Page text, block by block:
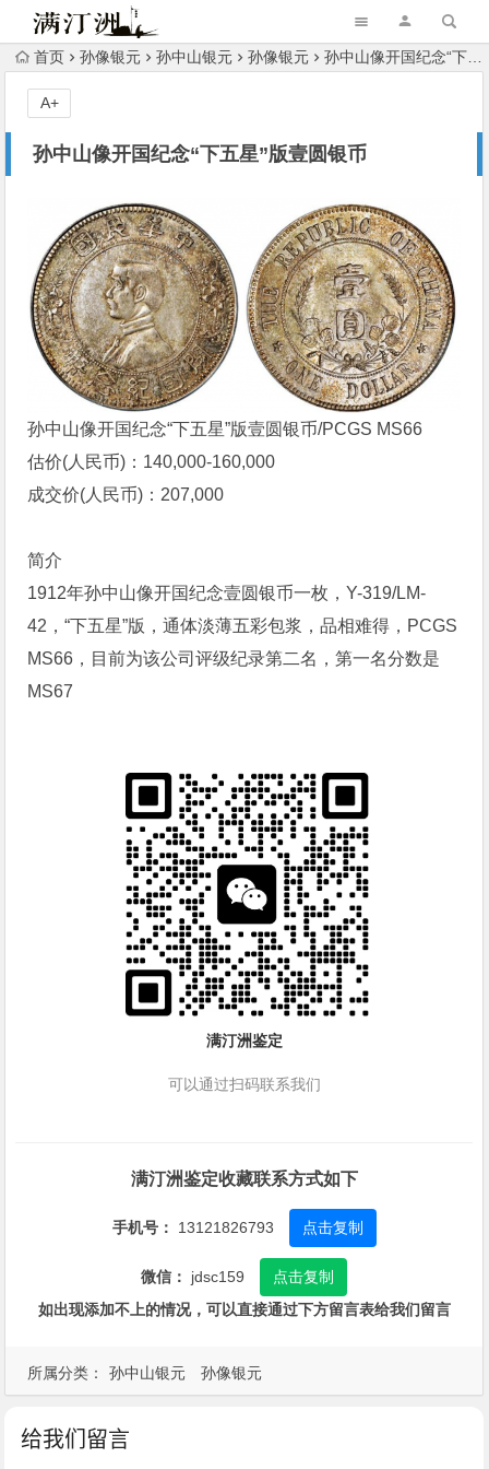
首页 孙像银元 孙中山银元 孙像银元 孙中山像开国纪念“下五星”版壹圆银币
孙中山像开国纪念“下五星”版壹圆银币
A+
所属分类： 孙中山银元 孙像银元
孙中山像开国纪念“下五星”版壹圆银币/PCGS MS66
估价(人民币)：140,000-160,000
成交价(人民币)：207,000
简介
1912年孙中山像开国纪念壹圆银币一枚，Y-319/LM-
42，“下五星”版，通体淡薄五彩包浆，品相难得，PCGS
MS66，目前为该公司评级纪录第二名，第一名分数是
MS67
满汀洲鉴定
可以通过扫码联系我们
满汀洲鉴定收藏联系方式如下
手机号： 13121826793 点击复制
微信： jdsc159
点击复制
如出现添加不上的情况，可以直接通过下方留言表给我们留言